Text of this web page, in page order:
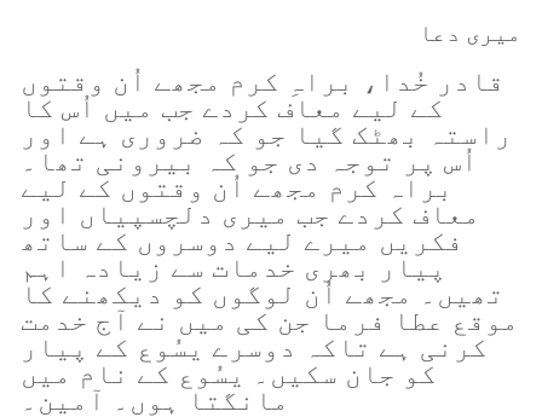
میری دعا
قادر خُدا، براہِ کرم مجھے اُن وقتوں
کے لیے معاف کردے جب میں اُس کا
راستہ بھٹک گیا جو کہ ضروری ہے اور
اُس پر توجہ دی جو کہ بیرونی تھا۔
براہ کرم مجھے اُن وقتوں کے لیے
معاف کردے جب میری دلچسپیاں اور
فکریں میرے لیے دوسروں کے ساتھ
پیار بھری خدمات سے زیادہ اہم
تھیں۔ مجھے اُن لوگوں کو دیکھنے کا
موقع عطا فرما جن کی میں نے آج خدمت
کرنی ہے تاکہ دوسرے یسُوع کے پیار
کو جان سکیں۔ یسُوع کے نام میں
مانگتا ہوں۔ آمین۔